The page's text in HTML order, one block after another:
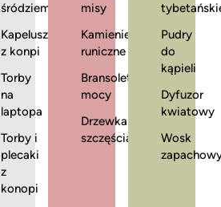
śródziemnomorska
Kapelusze
z konpi
Torby
na
laptopa
Torby i
plecaki
z
konopi
misy
Kamienie
runiczne
Bransoletki
mocy
Drzewka
szczęścia
Pudry
do
kąpieli
Dyfuzor
kwiatowy
Wosk